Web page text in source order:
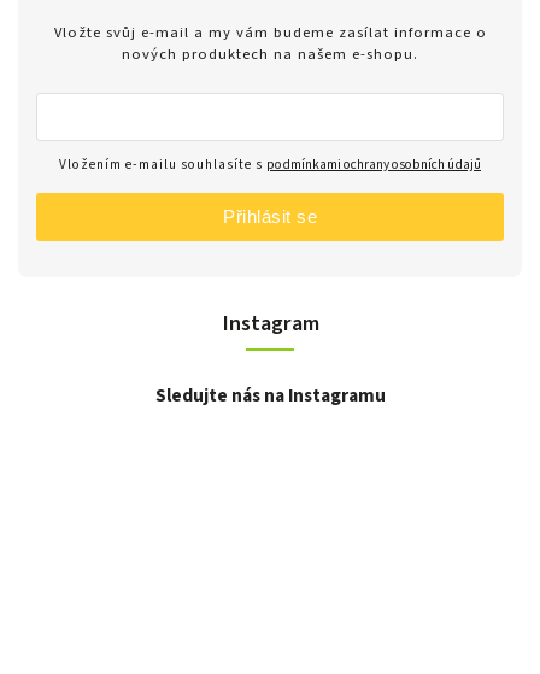
Instagram
Sledujte nás na Instagramu
Vložte svůj e-mail a my vám budeme zasílat informace o
nových produktech na našem e-shopu.
Vložením e-mailu souhlasíte s podmínkami ochrany osobních údajů
Přihlásit se